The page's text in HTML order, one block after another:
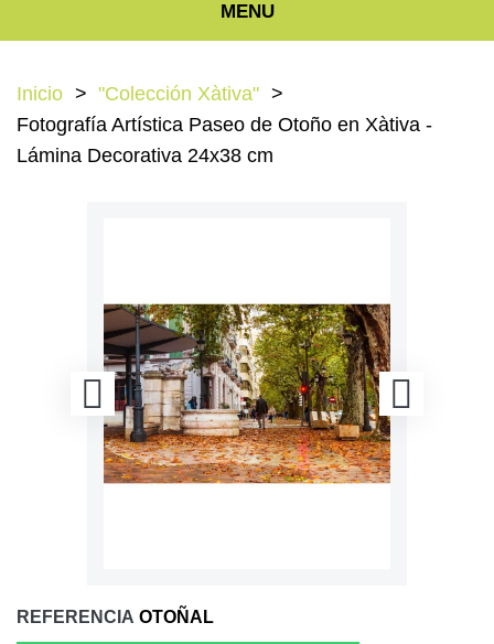
MENU
Inicio
"Colección Xàtiva"
Fotografía Artística Paseo de Otoño en Xàtiva -
Lámina Decorativa 24x38 cm
REFERENCIA OTOÑAL